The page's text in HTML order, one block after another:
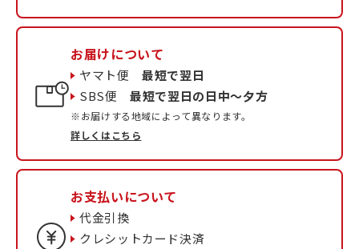
お届けについて
ヤマト便最短で翌日
SBS便最短で翌日の日中〜夕方
※お届けする地域によって異なります。
詳しくはこちら
お支払いについて
代金引換
クレシットカード決済